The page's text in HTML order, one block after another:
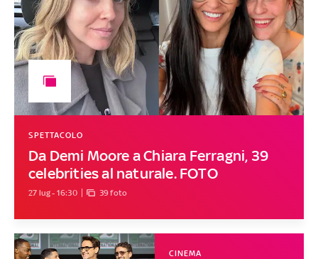
Da Demi Moore a Chiara Ferragni, 39
celebrities al naturale. FOTO
SPETTACOLO
27 lug - 16:30 39 foto
CINEMA